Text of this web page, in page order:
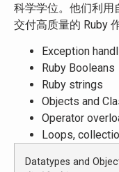
科学学位。他们利用
交付高质量的 Ruby
Exception
Ruby Booleans
Ruby strings
Objects and
Operator
Loops,
Datatypes and